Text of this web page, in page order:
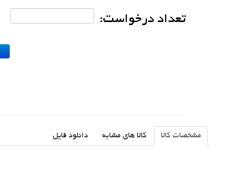
تعداد درخواست:
مشخصات کالا کالا های مشابه دانلود فایل